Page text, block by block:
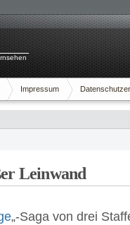
Impressum
Leinwand
„-Saga von drei